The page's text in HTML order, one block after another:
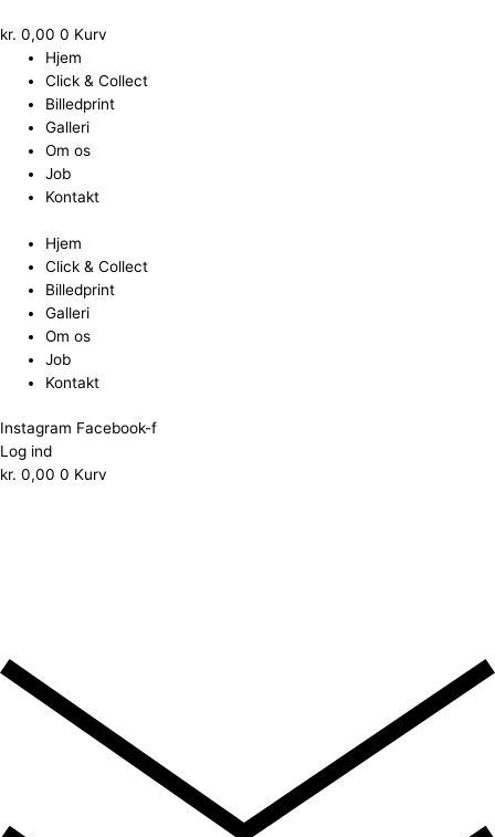
til
indholdet
kr. 0,00 0 Kurv
Hjem
Click & Collect
Billedprint
Galleri
Om os
Job
Kontakt
Hjem
Click & Collect
Billedprint
Galleri
Om os
Job
Kontakt
Instagram Facebook-f
Log ind
kr. 0,00 0 Kurv